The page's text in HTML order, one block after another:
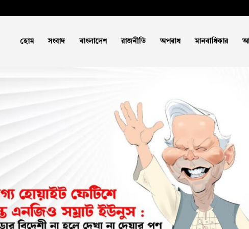
হোম সংবাদ বাংলাদেশ রাজনীতি অপরাধ মানবাধিকার